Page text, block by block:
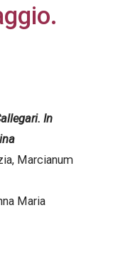
In
Marcianum
Maria